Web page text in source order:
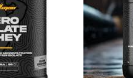
CARRITO